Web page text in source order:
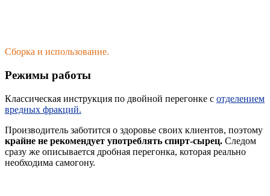
Сборка и использование.
Режимы работы
Классическая инструкция по двойной перегонке с отделением
вредных фракций.
Производитель заботится о здоровье своих клиентов, поэтому
крайне не рекомендует употреблять спирт-сырец. Следом
сразу же описывается дробная перегонка, которая реально
необходима самогону.